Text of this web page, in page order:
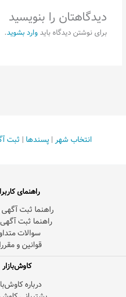
دیدگاهتان را بنویسید
برای نوشتن دیدگاه باید وارد بشوید.
انتخاب شهر | پسندها | ثبت
راهنمای
راهنما ثبت آگهی
راهنما ثبت
سوالات
قوانین و
کاوش‌بازار
درباره